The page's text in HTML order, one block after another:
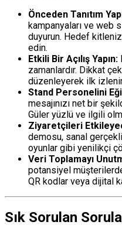
Önceden Tanıtım
kampanyaları ve web
duyurun. Hedef
edin.
Etkili Bir Açılış Yapın:
zamanlardır. Dikkat
düzenleyerek ilk
Stand Personelini
mesajınızı net bir
Güler yüzlü ve ilgili
Ziyaretçileri
demosu, sanal
oyunlar gibi yenilikçi
Veri Toplamayı
potansiyel
QR kodlar veya dijital
Sık Sorulan